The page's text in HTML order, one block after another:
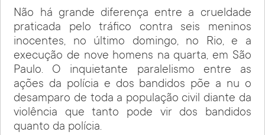
Não há grande diferença entre a crueldade
praticada pelo tráfico contra seis meninos
inocentes, no último domingo, no Rio, e a
execução de nove homens na quarta, em São
Paulo. O inquietante paralelismo entre as
ações da polícia e dos bandidos põe a nu o
desamparo de toda a população civil diante da
violência que tanto pode vir dos bandidos
quanto da polícia.